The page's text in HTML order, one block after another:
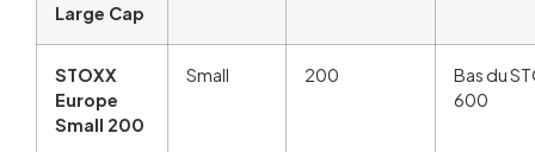
Large Cap
STOXX
Europe
Small 200
Small 200
Bas du
600